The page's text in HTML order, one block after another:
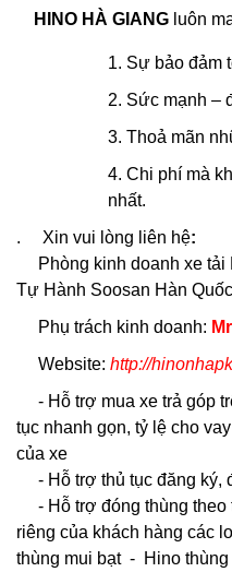
HINO HÀ GIANG luôn
1. Sự bảo đảm
2. Sức mạnh –
3. Thoả mãn
4. Chi phí mà
nhất.
. Xin vui lòng liên hệ:
Phòng kinh doanh xe tải
Tự Hành Soosan Hàn
Phụ trách kinh doanh:
Website: http://
- Hỗ trợ mua xe trả góp
tục nhanh gọn, tỷ lệ cho
của xe
- Hỗ trợ thủ tục đăng ký,
- Hỗ trợ đóng thùng theo
riêng của khách hàng các
thùng mui bạt - Hino thùng